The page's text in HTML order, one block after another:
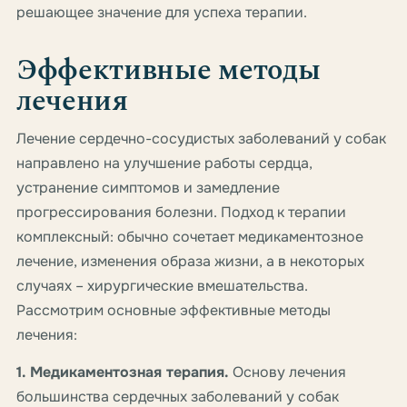
решающее значение для успеха терапии.
Эффективные методы
лечения
Лечение сердечно-сосудистых заболеваний у собак
направлено на улучшение работы сердца,
устранение симптомов и замедление
прогрессирования болезни. Подход к терапии
комплексный: обычно сочетает медикаментозное
лечение, изменения образа жизни, а в некоторых
случаях – хирургические вмешательства.
Рассмотрим основные эффективные методы
лечения:
1. Медикаментозная терапия. Основу лечения
большинства сердечных заболеваний у собак